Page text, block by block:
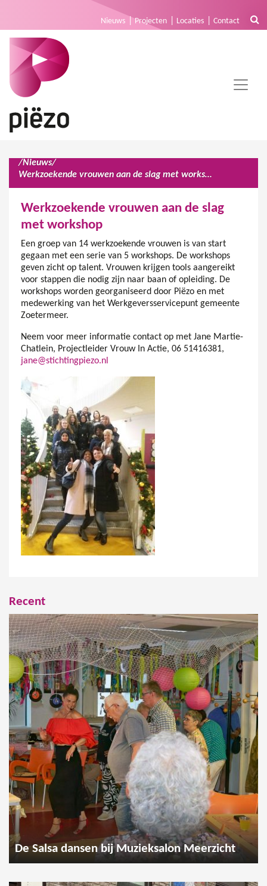
Nieuws Projecten Locaties Contact
/Nieuws/
Werkzoekende vrouwen aan de slag met workshop
Werkzoekende vrouwen aan de slag
met workshop
Een groep van 14 werkzoekende vrouwen is van start
gegaan met een serie van 5 workshops. De workshops
geven zicht op talent. Vrouwen krijgen tools aangereikt
voor stappen die nodig zijn naar baan of opleiding. De
workshops worden georganiseerd door Piëzo en met
medewerking van het Werkgeversservicepunt gemeente
Zoetermeer.
Neem voor meer informatie contact op met Jane Martie-
Chatlein, Projectleider Vrouw In Actie, 06 51416381,
jane@stichtingpiezo.nl
Recent
De Salsa dansen bij Muzieksalon Meerzicht